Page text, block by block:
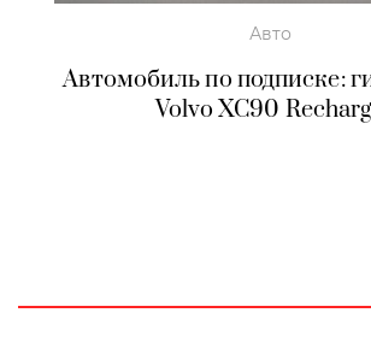
Авто
Автомобиль по подписке:
Volvo XC90